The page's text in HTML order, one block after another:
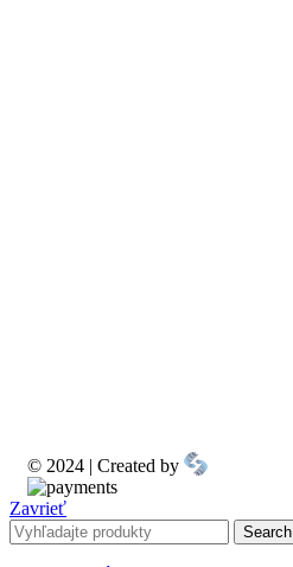
© 2024 | Created by
Zavrieť
Search